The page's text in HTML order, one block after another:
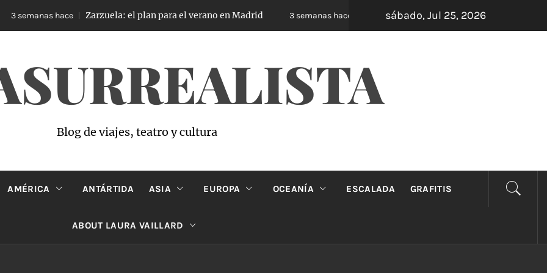
3 semanas hace Zarzuela: el plan para el verano en Madrid 3 semanas hace Oveja Negra: el unipersonal que se ríe de los
sábado, Jul 25, 2026
Blog de viajes, teatro y cultura
AMÉRICA ANTÁRTIDA ASIA EUROPA OCEANÍA ESCALADA GRAFITIS
ABOUT LAURA VAILLARD